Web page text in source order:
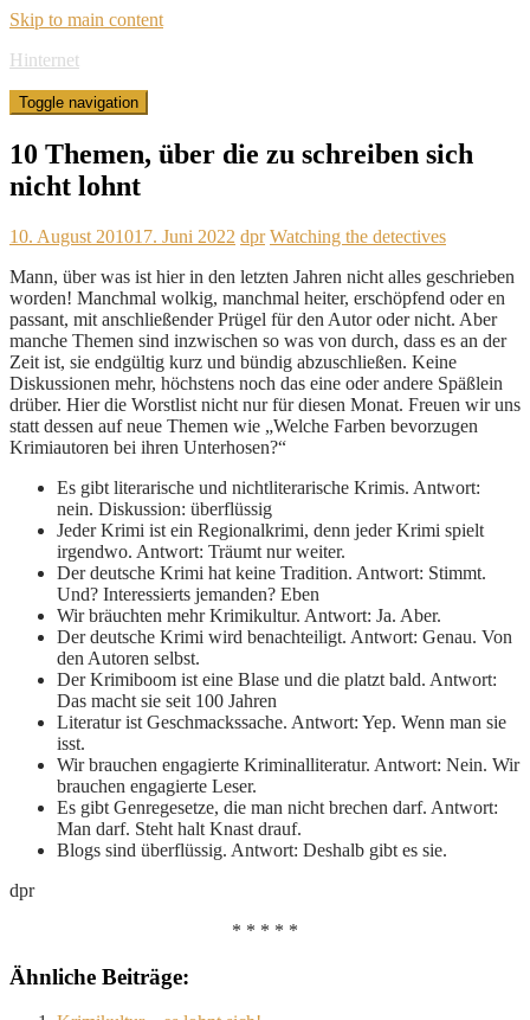
Skip to main content
Hinternet
Toggle navigation
10 Themen, über die zu schreiben sich
nicht lohnt
10. August 201017. Juni 2022 dpr Watching the detectives
Mann, über was ist hier in den letzten Jahren nicht alles geschrieben
worden! Manchmal wolkig, manchmal heiter, erschöpfend oder en
passant, mit anschließender Prügel für den Autor oder nicht. Aber
manche Themen sind inzwischen so was von durch, dass es an der
Zeit ist, sie endgültig kurz und bündig abzuschließen. Keine
Diskussionen mehr, höchstens noch das eine oder andere Späßlein
drüber. Hier die Worstlist nicht nur für diesen Monat. Freuen wir uns
statt dessen auf neue Themen wie „Welche Farben bevorzugen
Krimiautoren bei ihren Unterhosen?“
Es gibt literarische und nichtliterarische Krimis. Antwort:
nein. Diskussion: überflüssig
Jeder Krimi ist ein Regionalkrimi, denn jeder Krimi spielt
irgendwo. Antwort: Träumt nur weiter.
Der deutsche Krimi hat keine Tradition. Antwort: Stimmt.
Und? Interessierts jemanden? Eben
Wir bräuchten mehr Krimikultur. Antwort: Ja. Aber.
Der deutsche Krimi wird benachteiligt. Antwort: Genau. Von
den Autoren selbst.
Der Krimiboom ist eine Blase und die platzt bald. Antwort:
Das macht sie seit 100 Jahren
Literatur ist Geschmackssache. Antwort: Yep. Wenn man sie
isst.
Wir brauchen engagierte Kriminalliteratur. Antwort: Nein. Wir
brauchen engagierte Leser.
Es gibt Genregesetze, die man nicht brechen darf. Antwort:
Man darf. Steht halt Knast drauf.
Blogs sind überflüssig. Antwort: Deshalb gibt es sie.
dpr
* * * * *
Ähnliche Beiträge: